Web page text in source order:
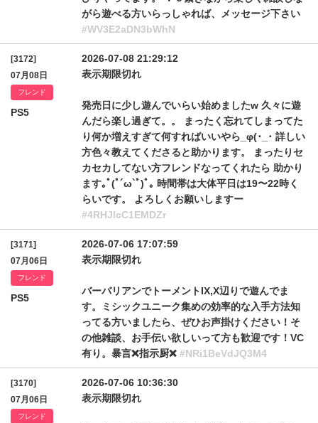
がら遊べる方いらっしゃれば、メッセージ下さい
#WV3E2aDN3bWhN
[3172]
07月08日
フレンド
PS5
2026-07-08 21:29:12
表示期限切れ
発売日に少し遊んでいらい始めましたw 久々に遊
んだら楽し過ぎて。。 まったく忘れてしまってた
り何か増えすぎて何すればいいやら_φ(･_･ 詳しい
方色々教えてくださると助かります。 まったりセ
カセカしてない方フレンドなってくれたら 助かり
ます｡ﾟ(ﾟ´ω`ﾟ)ﾟ｡ 時間帯は大体平日は19〜22時く
らいです。 よろしくお願いしますー
#4RHJlcC1EMDZr
[3171]
07月06日
フレンド
PS5
2026-07-06 17:07:59
表示期限切れ
バーバリアンでトーメントIX,X辺りで遊んでま
す。ミシックユニーク集めの効率的な入手方法知
ってる方いましたら、ぜひお声掛けください！そ
の他雑談、お手伝い欲しいって方も歓迎です！VC
有り。暴言❌指示厨❌ #NRi1BeVdJQ3M4
[3170]
07月06日
フレンド
2026-07-06 10:36:30
表示期限切れ